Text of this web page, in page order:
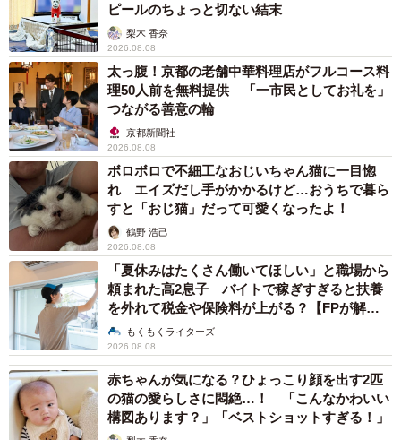
読者からは「こんな人いたら惚れてしまうかも」「お疲れ
で頭が働かなかったんだね」などさまざまな声があがって
います。そんな両作品について、作者のまがみさんに話を
聞きました。
なんにも考えてないです（笑）全部パッと思いつ
き
―『ランチタイムイケメン』のような何気ない日常の場面
を作品として描こうと思われたきっかけや、着想の元にな
った出来事があれば教えてください。
混んでいるお店でなかなか店員さんが呼べないことがある
ので、そのあたりからですね。
―『怪異と頭が働かないサラリーマン』は、口裂け女とい
う怪異と、サラリーマンという組み合わせがとても印象的
でした。この設定はどのような発想から生まれたのでしょ
ピールのちょっと切ない結末
梨木 香奈
2026.08.08
太っ腹！京都の老舗中華料理店がフルコース料
理50人前を無料提供 「一市民としてお礼を」
つながる善意の輪
京都新聞社
2026.08.08
ボロボロで不細工なおじいちゃん猫に一目惚
れ エイズだし手がかかるけど…おうちで暮ら
すと「おじ猫」だって可愛くなったよ！
鶴野 浩己
2026.08.08
「夏休みはたくさん働いてほしい」と職場から
頼まれた高2息子 バイトで稼ぎすぎると扶養
を外れて税金や保険料が上がる？【FPが解
説】もくもくライターズ
2026.08.08
赤ちゃんが気になる？ひょっこり顔を出す2匹
の猫の愛らしさに悶絶…！ 「こんなかわいい
構図あります？」「ベストショットすぎる！」